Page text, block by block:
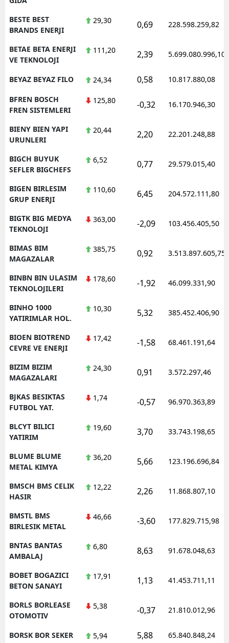
BESTE BEST
BRANDS ENERJI
29,30 0,69 228.598.259,82
BETAE BETA ENERJI
VE TEKNOLOJI
111,20 2,39 5.699.080.996,10
BEYAZ BEYAZ FILO 24,34 0,58 10.817.880,08
BFREN BOSCH
FREN SISTEMLERI
125,80 -0,32 16.170.946,30
BIENY BIEN YAPI
URUNLERI
20,44 2,20 22.201.248,88
BIGCH BUYUK
SEFLER BIGCHEFS
6,52 0,77 29.579.015,40
BIGEN BIRLESIM
GRUP ENERJI
110,60 6,45 204.572.111,80
BIGTK BIG MEDYA
TEKNOLOJI
363,00 -2,09 103.456.405,50
BIMAS BIM
MAGAZALAR
385,75 0,92 3.513.897.605,75
BINBN BIN ULASIM
TEKNOLOJILERI
178,60 -1,92 46.099.331,90
BINHO 1000
YATIRIMLAR HOL.
10,30 5,32 385.452.406,90
BIOEN BIOTREND
CEVRE VE ENERJI
17,42 -1,58 68.461.191,64
BIZIM BIZIM
MAGAZALARI
24,30 0,91 3.572.297,46
BJKAS BESIKTAS
FUTBOL YAT.
1,74 -0,57 96.970.363,89
BLCYT BILICI
YATIRIM
19,60 3,70 33.743.198,65
BLUME BLUME
METAL KIMYA
36,20 5,66 123.196.696,84
BMSCH BMS CELIK
HASIR
12,22 2,26 11.868.807,10
BMSTL BMS
BIRLESIK METAL
46,66 -3,60 177.829.715,98
BNTAS BANTAS
AMBALAJ
6,80 8,63 91.678.048,63
BOBET BOGAZICI
BETON SANAYI
17,91 1,13 41.453.711,11
BORLS BORLEASE
OTOMOTIV
5,38 -0,37 21.810.012,96
BORSK BOR SEKER 5,94 5,88 65.840.848,24